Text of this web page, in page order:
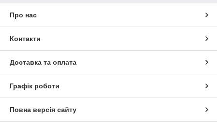
Про нас
Контакти
Доставка та оплата
Графік роботи
Повна версія сайту